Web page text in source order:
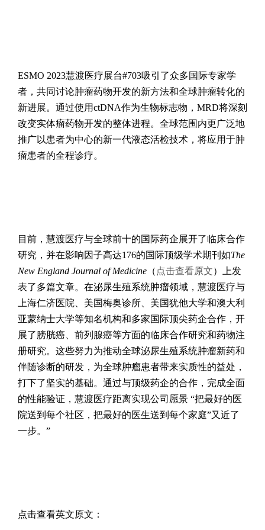
ESMO 2023慧渡医疗展台#703吸引了众多国际专家学
者，共同讨论肿瘤药物开发的新方法和全球肿瘤转化的
新进展。通过使用ctDNA作为生物标志物，MRD将深刻
改变实体瘤药物开发的整体进程。全球范围内更广泛地
推广以患者为中心的新一代液态活检技术，将应用于肿
瘤患者的全程诊疗。
目前，慧渡医疗与全球前十的国际药企展开了临床合作
研究，并在影响因子高达176的国际顶级学术期刊如The
New England Journal of Medicine （ 点击查看原文）上发
表了多篇文章。在泌尿生殖系统肿瘤领域，慧渡医疗与
上海仁济医院、美国梅奥诊所、美国犹他大学和澳大利
亚蒙纳士大学等知名机构和多家国际顶尖药企合作，开
展了膀胱癌、前列腺癌等方面的临床合作研究和药物注
册研究。这些努力为推动全球泌尿生殖系统肿瘤新药和
伴随诊断的研发，为全球肿瘤患者带来实质性的益处，
打下了坚实的基础。通过与顶级药企的合作，完成全面
的性能验证，慧渡医疗距离实现公司愿景 “把最好的医
院送到每个社区，把最好的医生送到每个家庭”又近了
一步。”
点击查看英文原文：